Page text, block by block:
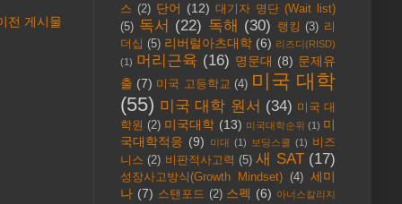
전 게시물
스 (2) 단어 (12) 대기자 명단 (Wait list)
(5) 독서 (22) 독해 (30) 랭킹 (3) 리
더십 (5) 리버럴아츠대학 (6) 리즈디(RISD)
(1) 머리근육 (16) 명문대 (8) 문제유
출 (7) 미국 고등학교 (4) 미국 대학
(55) 미국 대학 원서 (34) 미국 대
학원 (2) 미국대학 (13) 미국대학순위 (1) 미
국대학적응 (9) 미대 (1) 보딩스쿨 (1) 비즈
니스 (2) 비판적사고력 (5) 새 SAT (17)
성장사고방식(Growth Mindset) (4) 세미
나 (7) 스탠포드 (2) 스펙 (6) 아너스칼리지